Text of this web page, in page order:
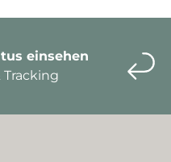
einsehen
Tracking